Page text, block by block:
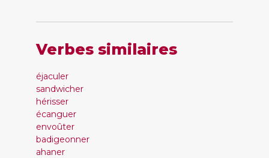
Verbes similaires
éjaculer
sandwicher
hérisser
écanguer
envoûter
badigeonner
ahaner